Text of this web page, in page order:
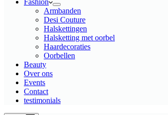
Fashion
Armbanden
Desi Couture
Halskettingen
Halsketting met oorbel
Haardecoraties
Oorbellen
Beauty
Over ons
Events
Contact
testimonials